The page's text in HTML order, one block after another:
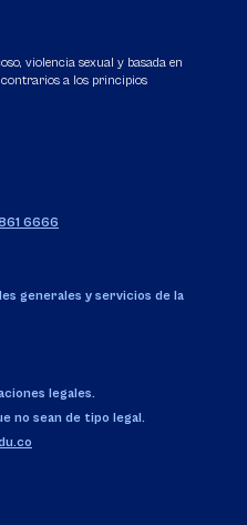
violencia sexual y basada en
a los principios
6666
generales y servicios de la
legales.
no sean de tipo legal.